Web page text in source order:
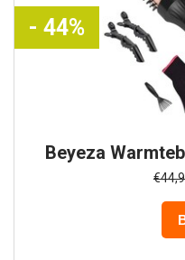
- 44%
Beyeza